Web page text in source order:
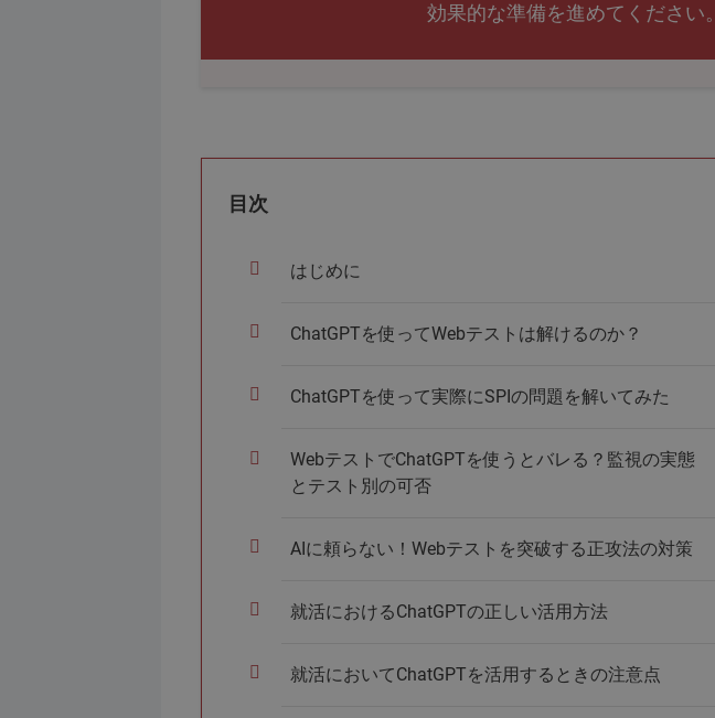
効果的な準備を進めてください。
目次
はじめに
ChatGPTを使ってWebテストは解けるのか？
ChatGPTを使って実際にSPIの問題を解いてみた
WebテストでChatGPTを使うとバレる？監視の実態
とテスト別の可否
AIに頼らない！Webテストを突破する正攻法の対策
就活におけるChatGPTの正しい活用方法
就活においてChatGPTを活用するときの注意点